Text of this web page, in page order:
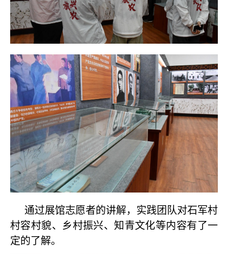
通过展馆志愿者的讲解，实践团队对石军村
村容村貌、乡村振兴、知青文化等内容有了一
定的了解。